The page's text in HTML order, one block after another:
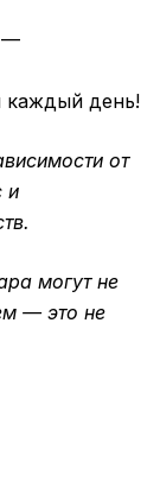
—
каждый день!
от
и
могут не
— это не